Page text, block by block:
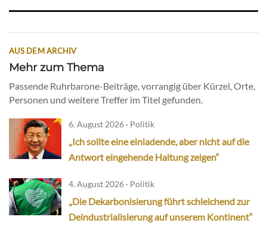
AUS DEM ARCHIV
Mehr zum Thema
Passende Ruhrbarone-Beiträge, vorrangig über Kürzel, Orte,
Personen und weitere Treffer im Titel gefunden.
6. August 2026 · Politik
„Ich sollte eine einladende, aber nicht auf die
Antwort eingehende Haltung zeigen“
4. August 2026 · Politik
„Die Dekarbonisierung führt schleichend zur
Deindustrialisierung auf unserem Kontinent“